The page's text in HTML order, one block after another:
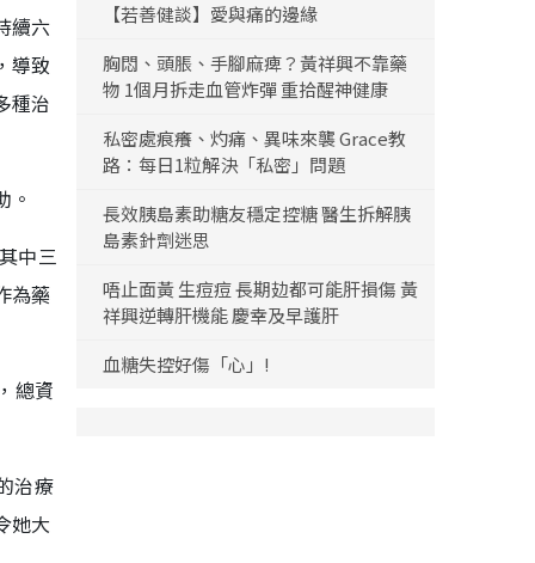
續六
導致
種治
。
中三
為藥
總資
治療
她大
【若善健談】愛與痛的邊緣
胸悶、頭脹、手腳麻痺？黃祥興不靠藥
物 1個月拆走血管炸彈 重拾醒神健康
私密處痕癢、灼痛、異味來襲 Grace教
路：每日1粒解決「私密」問題
長效胰島素助糖友穩定控糖 醫生拆解胰
島素針劑迷思
唔止面黃 生痘痘 長期攰都可能肝損傷 黃
祥興逆轉肝機能 慶幸及早護肝
血糖失控好傷「心」!